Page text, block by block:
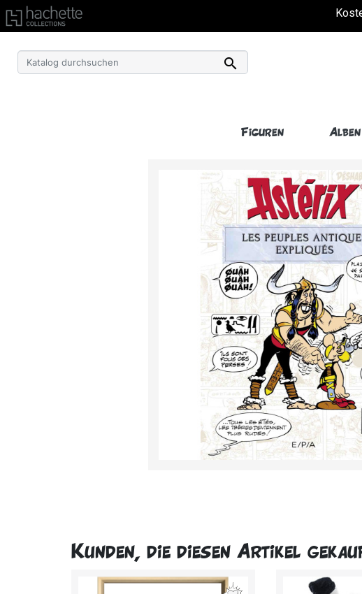
Kostenlose Lieferung ab einem Einkaufswert von 50€ !

Figuren Alben
Kunden, die diesen Artikel